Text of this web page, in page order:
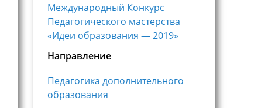
Международный Конкурс
Педагогического мастерства
«Идеи образования — 2019»
Направление
Педагогика дополнительного
образования